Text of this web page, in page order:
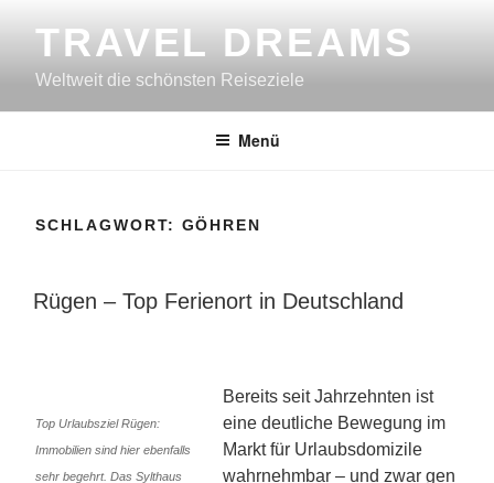
InhaltTRAVEL DREAMS
Weltweit die schönsten Reiseziele
Menü
SCHLAGWORT: GÖHREN
VERÖFFENTLICHT
Rügen – Top Ferienort in Deutschland
Top Urlaubsziel Rügen:
Immobilien sind hier ebenfalls
sehr begehrt. Das Sylthaus
Bereits seit Jahrzehnten ist
eine deutliche Bewegung im
Markt für Urlaubsdomizile
wahrnehmbar – und zwar gen